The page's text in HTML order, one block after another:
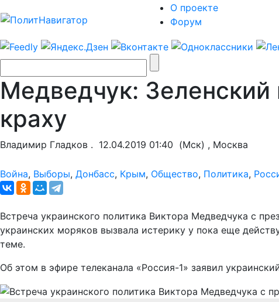
О проекте
Форум
Медведчук: Зеленский
краху
Владимир Гладков . 12.04.2019 01:40 (Мск) , Москва
Война, Выборы, Донбасс, Крым, Общество, Политика,
Встреча украинского политика Виктора Медведчука с
украинских моряков вызвала истерику у пока еще
теме.
Об этом в эфире телеканала «Россия-1» заявил